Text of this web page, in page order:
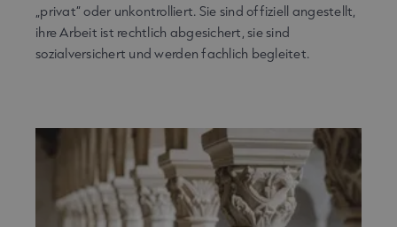
„privat“ oder unkontrolliert. Sie sind offiziell angestellt,
ihre Arbeit ist rechtlich abgesichert, sie sind
sozialversichert und werden fachlich begleitet.